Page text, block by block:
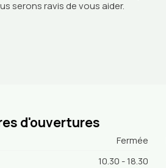
serons ravis de vous aider.
d'ouvertures
Fermée
10.30 - 18.30